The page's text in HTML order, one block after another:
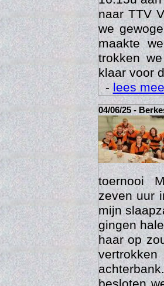
naar TTV
we
maakte
trokken
klaar voor
-lees
04/06/25 -
toernooi
zeven uur
mijn
gingen
haar op